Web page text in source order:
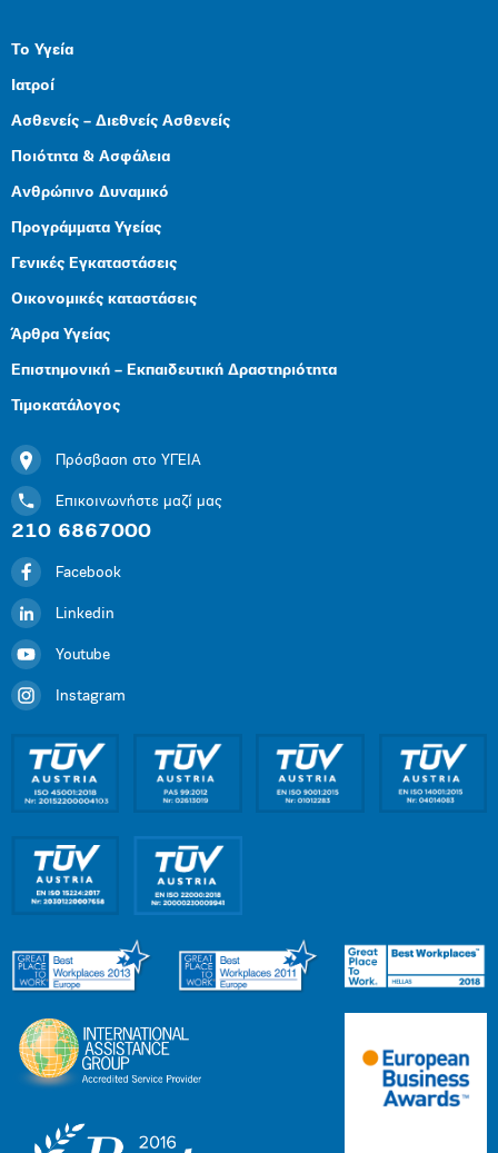
Το Υγεία
Ιατροί
Ασθενείς – Διεθνείς Ασθενείς
Ποιότητα & Ασφάλεια
Ανθρώπινο Δυναμικό
Προγράμματα Υγείας
Γενικές Εγκαταστάσεις
Οικονομικές καταστάσεις
Άρθρα Υγείας
Επιστημονική – Εκπαιδευτική Δραστηριότητα
Τιμοκατάλογος
Πρόσβαση στο ΥΓΕΙΑ
Επικοινωνήστε μαζί μας
210 6867000
Facebook
Linkedin
Youtube
Instagram